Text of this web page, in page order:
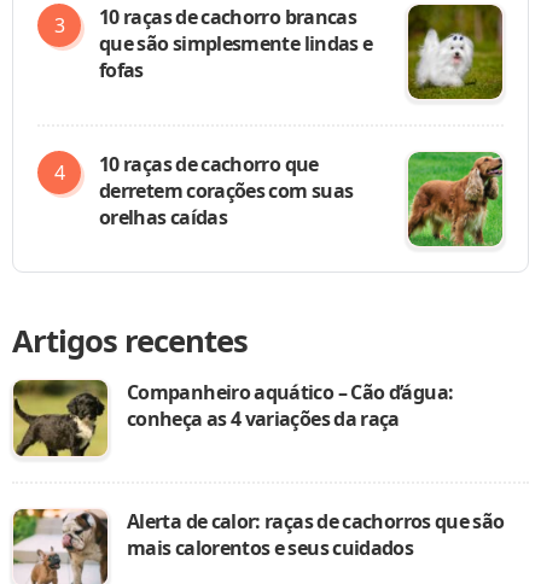
10 raças de cachorro brancas
que são simplesmente lindas e
fofas
10 raças de cachorro que
derretem corações com suas
orelhas caídas
Artigos recentes
Companheiro aquático – Cão d’água:
conheça as 4 variações da raça
Alerta de calor: raças de cachorros que são
mais calorentos e seus cuidados